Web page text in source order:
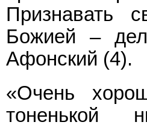
Признавать
Божией –
Афонский (4).
«Очень
тоненькой